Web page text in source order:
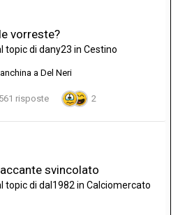
vorreste?
topic di dany23 in Cestino
a Del Neri
561 risposte 2
svincolato
topic di dal1982in Calciomercato